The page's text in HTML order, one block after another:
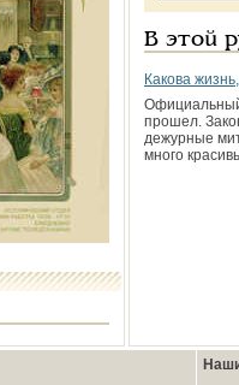
В этой
Какова
прошел.
дежурные
много